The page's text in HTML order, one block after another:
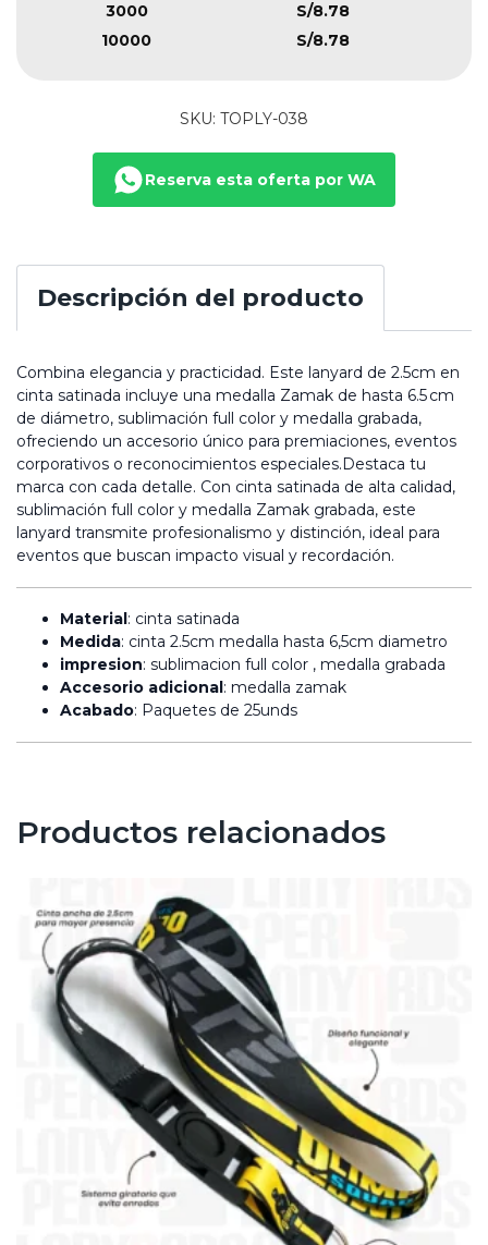
3000
S/8.78
10000
S/8.78
SKU: TOPLY-038
Reserva esta oferta por WA
Descripción del producto
Combina elegancia y practicidad. Este lanyard de 2.5cm en
cinta satinada incluye una medalla Zamak de hasta 6.5 cm
de diámetro, sublimación full color y medalla grabada,
ofreciendo un accesorio único para premiaciones, eventos
corporativos o reconocimientos especiales.Destaca tu
marca con cada detalle. Con cinta satinada de alta calidad,
sublimación full color y medalla Zamak grabada, este
lanyard transmite profesionalismo y distinción, ideal para
eventos que buscan impacto visual y recordación.
Material: cinta satinada
Medida: cinta 2.5cm medalla hasta 6,5cm diametro
impresion: sublimacion full color , medalla grabada
Accesorio adicional: medalla zamak
Acabado: Paquetes de 25unds
Productos relacionados